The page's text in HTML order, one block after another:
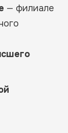
— филиале